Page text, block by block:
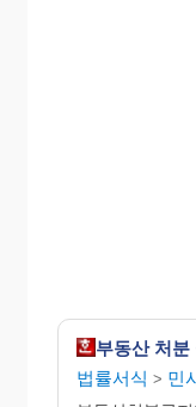
부동산 처분
법률서식 > 민